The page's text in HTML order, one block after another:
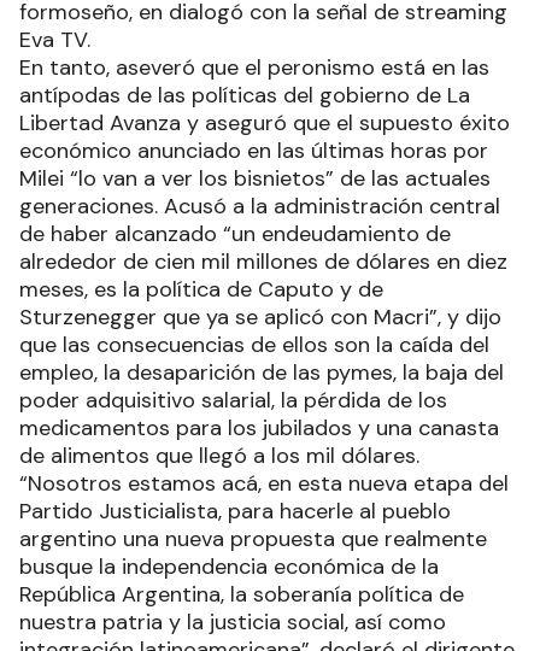
formoseño, en dialogó con la señal de streaming
Eva TV.
En tanto, aseveró que el peronismo está en las
antípodas de las políticas del gobierno de La
Libertad Avanza y aseguró que el supuesto éxito
económico anunciado en las últimas horas por
Milei “lo van a ver los bisnietos” de las actuales
generaciones. Acusó a la administración central
de haber alcanzado “un endeudamiento de
alrededor de cien mil millones de dólares en diez
meses, es la política de Caputo y de
Sturzenegger que ya se aplicó con Macri”, y dijo
que las consecuencias de ellos son la caída del
empleo, la desaparición de las pymes, la baja del
poder adquisitivo salarial, la pérdida de los
medicamentos para los jubilados y una canasta
de alimentos que llegó a los mil dólares.
“Nosotros estamos acá, en esta nueva etapa del
Partido Justicialista, para hacerle al pueblo
argentino una nueva propuesta que realmente
busque la independencia económica de la
República Argentina, la soberanía política de
nuestra patria y la justicia social, así como